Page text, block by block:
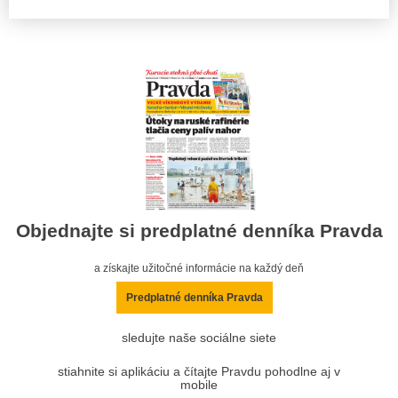
Objednajte si predplatné denníka Pravda
a získajte užitočné informácie na každý deň
Predplatné denníka Pravda
sledujte naše sociálne siete
stiahnite si aplikáciu a čítajte Pravdu pohodlne aj v
mobile